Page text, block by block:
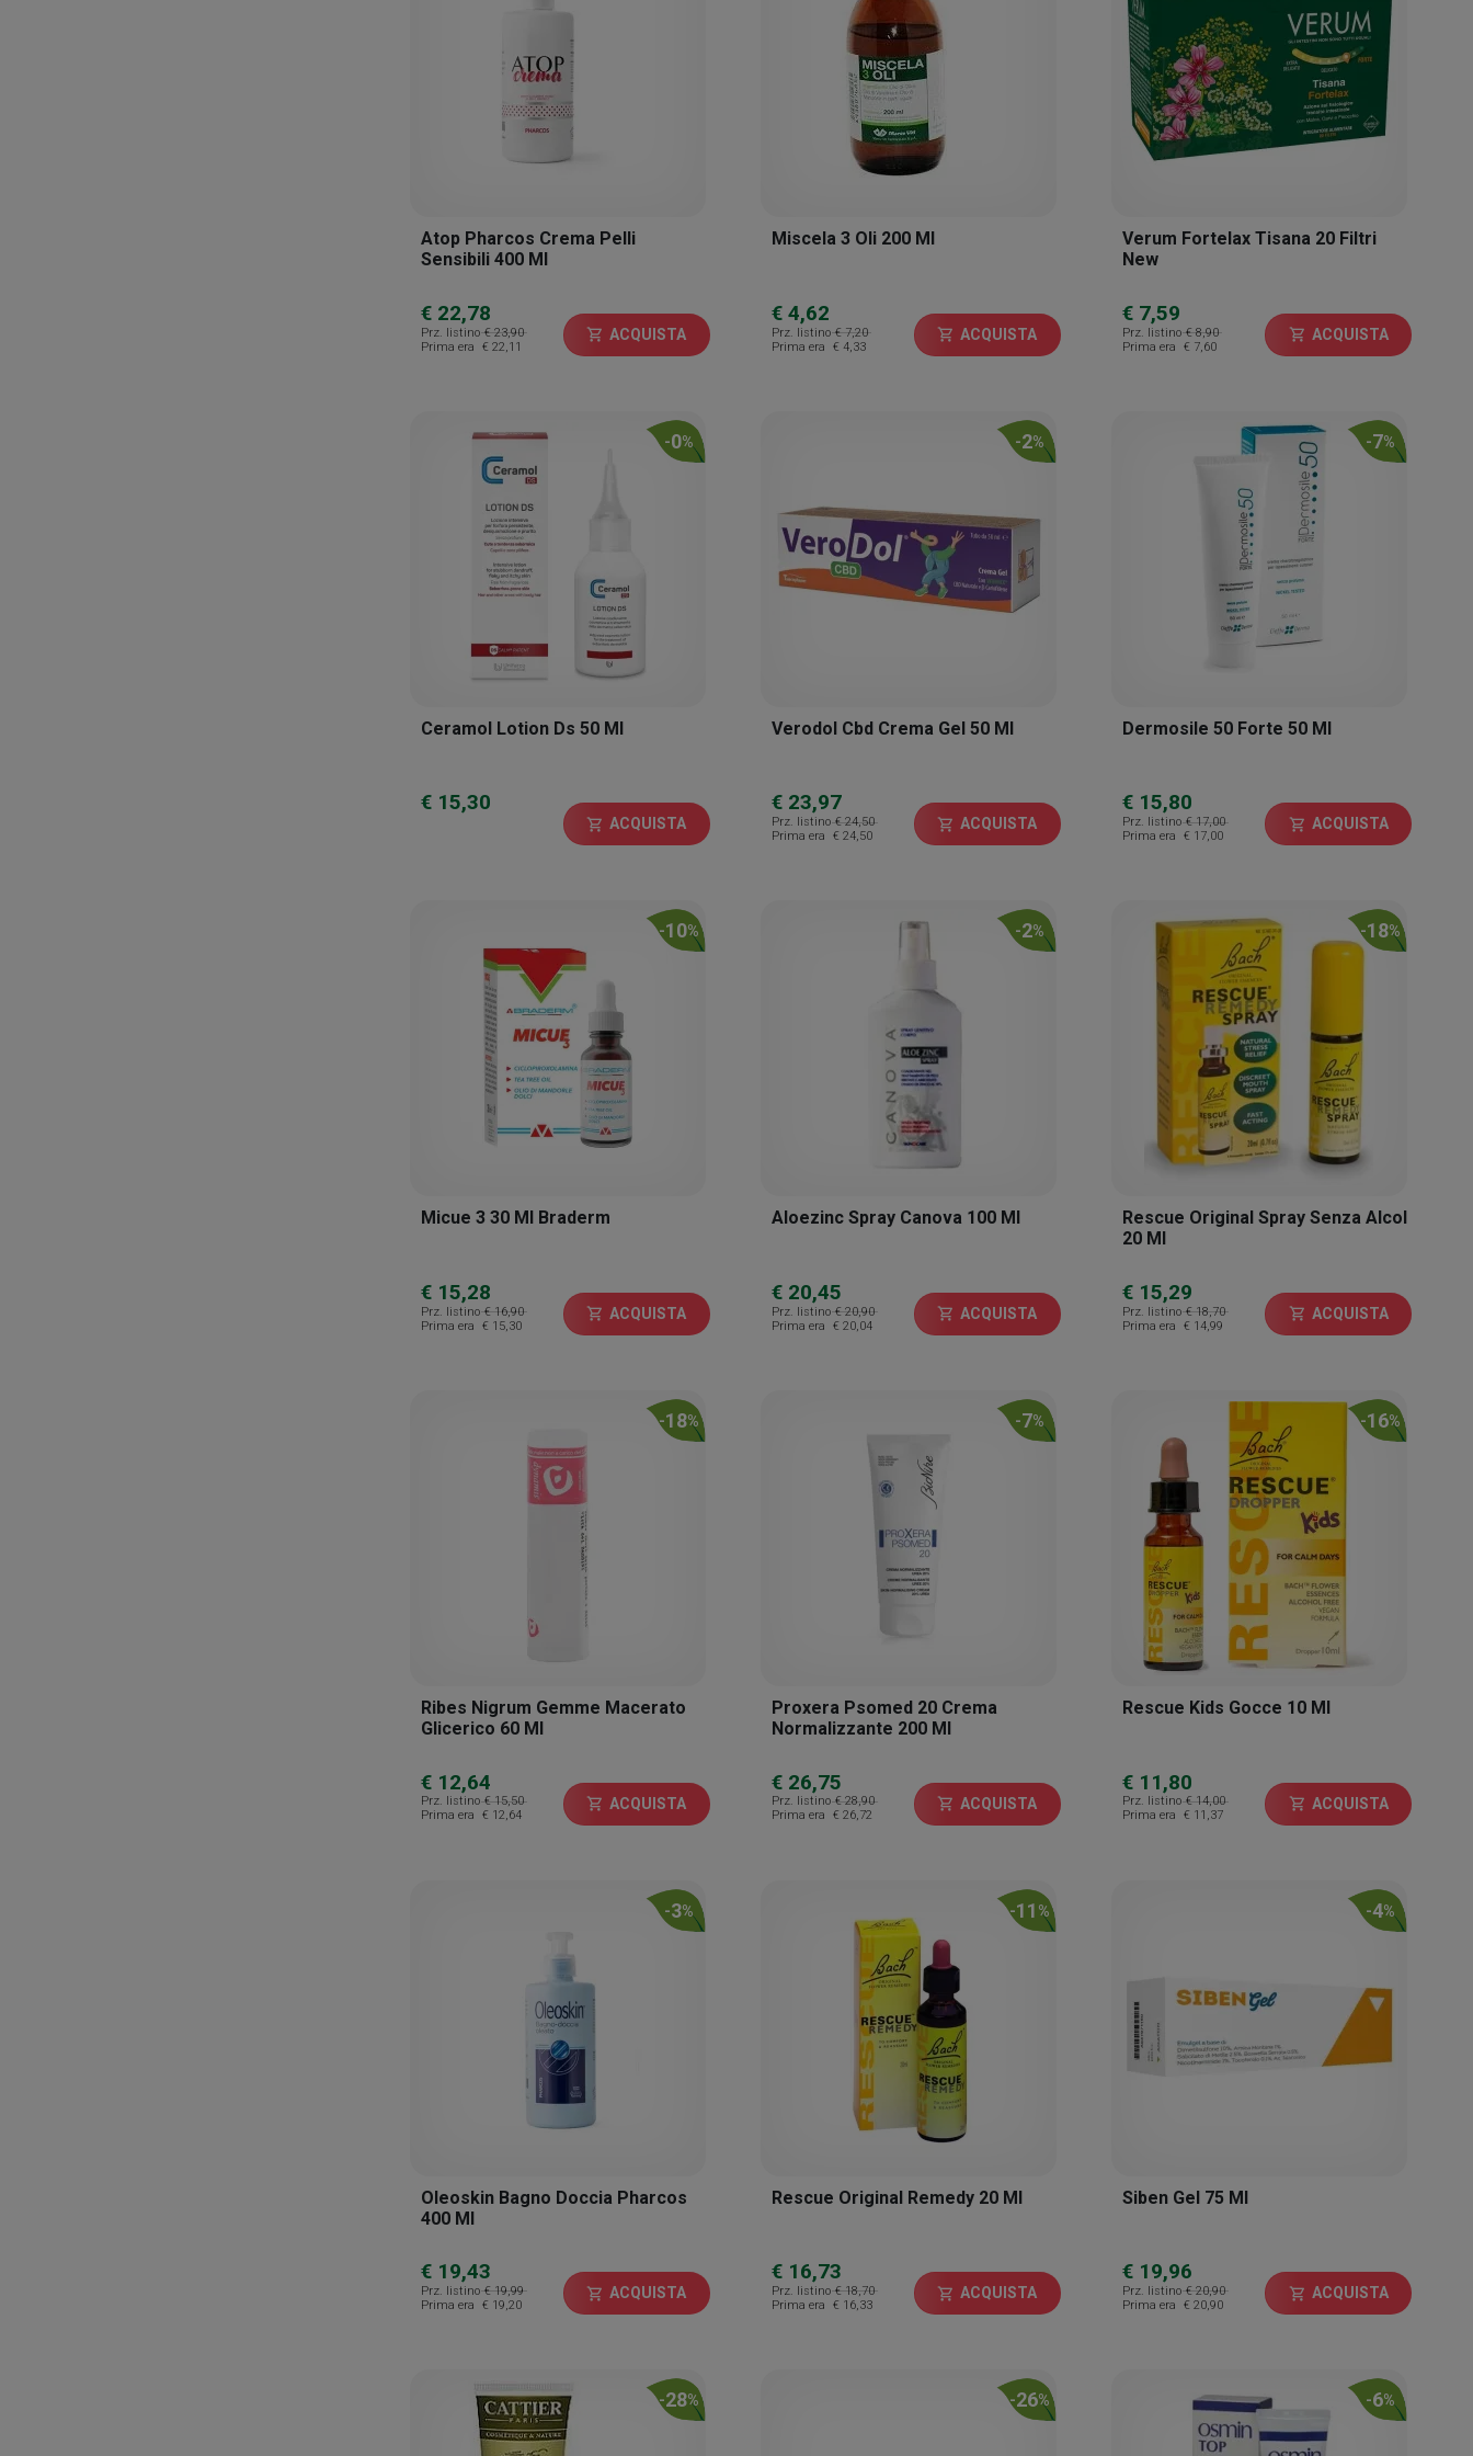
Atop Pharcos Crema Pelli
Sensibili 400 Ml
€ 22,78
Prz. listino € 23,90
Prima era
€ 22,11
shopping_cart ACQUISTA
Miscela 3 Oli 200 Ml
€ 4,62
Prz. listino € 7,20
Prima era
€ 4,33
shopping_cart ACQUISTA
Verum Fortelax Tisana 20 Filtri
New
€ 7,59
Prz. listino € 8,90
Prima era
€ 7,60
shopping_cart ACQUISTA
-0%
Ceramol Lotion Ds 50 Ml
€ 15,30
shopping_cart ACQUISTA
-2%
Verodol Cbd Crema Gel 50 Ml
€ 23,97
Prz. listino € 24,50
Prima era
€ 24,50
shopping_cart ACQUISTA
-7%
Dermosile 50 Forte 50 Ml
€ 15,80
Prz. listino € 17,00
Prima era
€ 17,00
shopping_cart ACQUISTA
-10%
Micue 3 30 Ml Braderm
€ 15,28
Prz. listino € 16,90
Prima era
€ 15,30
shopping_cart ACQUISTA
-2%
Aloezinc Spray Canova 100 Ml
€ 20,45
Prz. listino € 20,90
Prima era
€ 20,04
shopping_cart ACQUISTA
-18%
Rescue Original Spray Senza Alcol
20 Ml
€ 15,29
Prz. listino € 18,70
Prima era
€ 14,99
shopping_cart ACQUISTA
-18%
Ribes Nigrum Gemme Macerato
Glicerico 60 Ml
€ 12,64
Prz. listino € 15,50
Prima era
€ 12,64
shopping_cart ACQUISTA
-7%
Proxera Psomed 20 Crema
Normalizzante 200 Ml
€ 26,75
Prz. listino € 28,90
Prima era
€ 26,72
shopping_cart ACQUISTA
-16%
Rescue Kids Gocce 10 Ml
€ 11,80
Prz. listino € 14,00
Prima era
€ 11,37
shopping_cart ACQUISTA
-3%
Oleoskin Bagno Doccia Pharcos
400 Ml
€ 19,43
Prz. listino € 19,99
Prima era
€ 19,20
shopping_cart ACQUISTA
-11 %
Rescue Original Remedy 20 Ml
€ 16,73
Prz. listino € 18,70
Prima era
€ 16,33
shopping_cart ACQUISTA
-4%
Siben Gel 75 Ml
€ 19,96
Prz. listino € 20,90
Prima era
€ 20,90
shopping_cart ACQUISTA
-28% -26% -6%